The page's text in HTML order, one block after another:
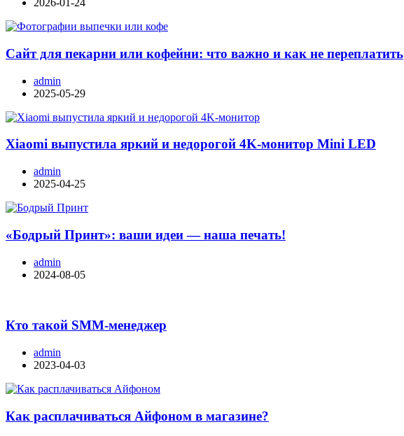
2026-01-24
Сайт для пекарни или кофейни: что важно и как не переплатить
admin
2025-05-29
Xiaomi выпустила яркий и недорогой 4K-монитор Mini LED
admin
2025-04-25
«Бодрый Принт»: ваши идеи — наша печать!
admin
2024-08-05
Кто такой SMM-менеджер
admin
2023-04-03
Как расплачиваться Айфоном в магазине?